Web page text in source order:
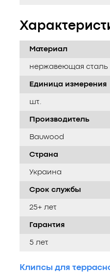
Материал
нержавеющая сталь
Единица измерения
шт.
Производитель
Bauwood
Страна
Украина
Срок службы
25+ лет
Гарантия
5 лет
Клипсы для